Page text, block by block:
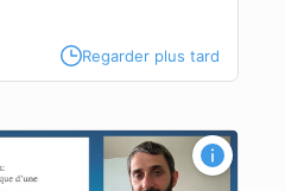
Regarder plus tard